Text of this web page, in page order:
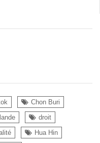
Chon Buri
droit
Hua Hin